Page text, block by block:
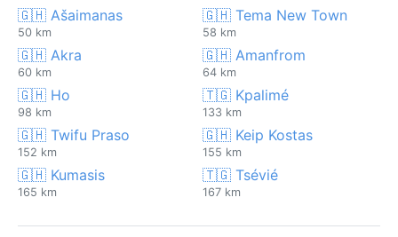
🇬🇭 Ašaimanas
50 km
🇬🇭 Tema New Town
58 km
🇬🇭 Akra
60 km
🇬🇭 Amanfrom
64 km
🇬🇭 Ho
98 km
🇹🇬 Kpalimé
133 km
🇬🇭 Twifu Praso
152 km
🇬🇭 Keip Kostas
155 km
🇬🇭 Kumasis
165 km
🇹🇬 Tsévié
167 km